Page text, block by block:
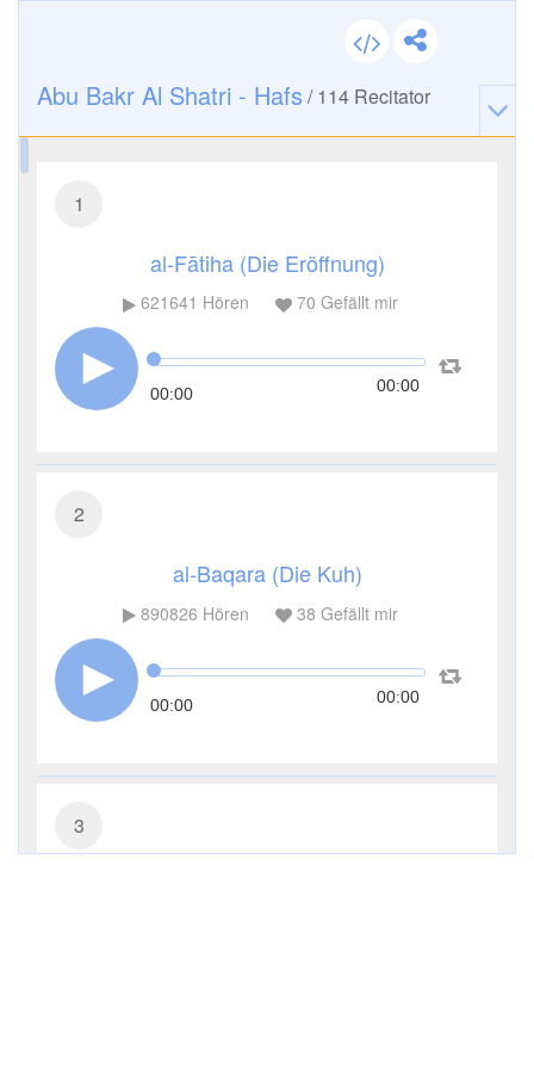
Abu Bakr Al Shatri - Hafs /114 Recitator
1
al-Fātiha (Die Eröffnung)
621641 Hören 70 Gefällt mir
00:00 00:00
2
al-Baqara (Die Kuh)
890826 Hören 38 Gefällt mir
00:00 00:00
3